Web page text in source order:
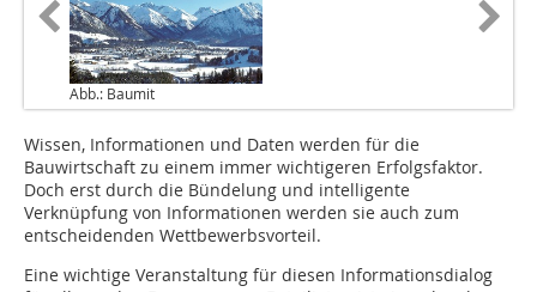
Abb.: Baumit
Wissen, Informationen und Daten werden für die
Bauwirtschaft zu einem immer wichtigeren Erfolgsfaktor.
Doch erst durch die Bündelung und intelligente
Verknüpfung von Informationen werden sie auch zum
entscheidenden Wettbewerbsvorteil.
Eine wichtige Veranstaltung für diesen Informationsdialog